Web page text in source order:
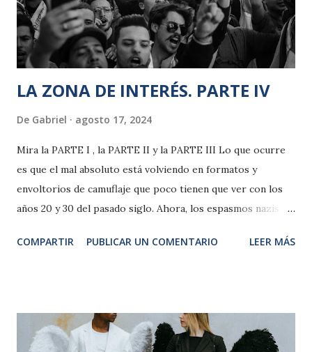
demostrar vínculos familiares o contar con medios
económicos equivalentes al 100% del IPREM . Arraigo
socioformativo : Sustituye al antiguo arrai...
LA ZONA DE INTERÉS. PARTE IV
De Gabriel agosto 17, 2024
Mira la PARTE I , la PARTE II y la PARTE III Lo que ocurre
es que el mal absoluto está volviendo en formatos y
envoltorios de camuflaje que poco tienen que ver con los
años 20 y 30 del pasado siglo. Ahora, los espasmos nazis y
las redes, se enojan si se les llama por su nombre y admiten,
tácticas con las que arropar su odio contra los más pobres
y desvalidos -no son productivos-, su servilismo
COMPARTIR PUBLICAR UN COMENTARIO LEER MÁS